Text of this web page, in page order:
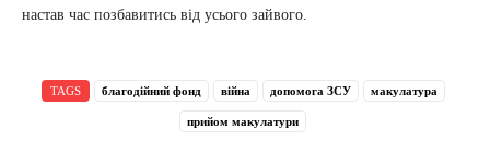
настав час позбавитись від усього зайвого.
TAGS благодійний фонд війна допомога ЗСУ макулатура
прийом макулатури